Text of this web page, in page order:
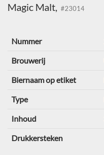
Magic Malt, #23014
Nummer
Brouwerij
Biernaam op etiket
Type
Inhoud
Drukkersteken